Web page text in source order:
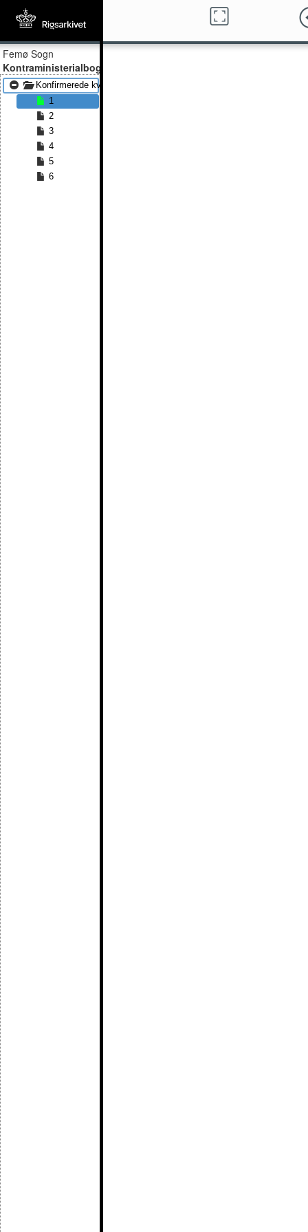
Femø Sogn
Kontraministerialbog
Konfirmerede kvinder 1816 - Konfirmerede kvinder 1825
1
2
3
4
5
6